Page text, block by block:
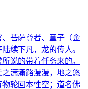
菩萨尊者、童子（金
续下凡，龙的传人。
说的带着任务来的。
潇潇路漫漫，地之悠
轮回本性空；道名佛